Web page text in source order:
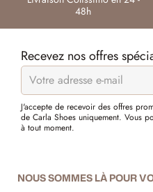
48h
Recevez nos offres
J'accepte de recevoir des offres
de Carla Shoes uniquement. Vous
à tout moment.
NOUS SOMMES LÀ POUR